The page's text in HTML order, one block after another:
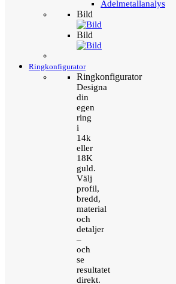
Ädelmetallanalys
Bild
Bild
Ringkonfigurator
Ringkonfigurator
Designa
din
egen
ring
i
14k
eller
18K
guld.
Välj
profil,
bredd,
material
och
detaljer
–
och
se
resultatet
direkt.